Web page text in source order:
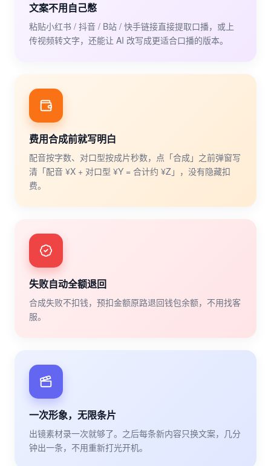
文案不用自己憋
粘贴小红书 / 抖音 / B站 / 快手链接直接提取口播，或上
传视频转文字，还能让 AI 改写成更适合口播的版本。
费用合成前就写明白
配音按字数、对口型按成片秒数，点「合成」之前弹窗写
清「配音 ¥X + 对口型 ¥Y = 合计约 ¥Z」，没有隐藏扣
费。
失败自动全额退回
合成失败不扣钱，预扣金额原路退回钱包余额，不用找客
服。
一次形象，无限条片
出镜素材录一次就够了。之后每条新内容只换文案，几分
钟出一条，不用重新打光开机。